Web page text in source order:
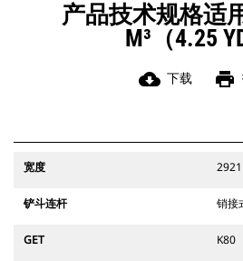
产品技术规格适
M³（4.25
cloud_download 下载 print
宽度
铲斗连杆 销接
GET K80